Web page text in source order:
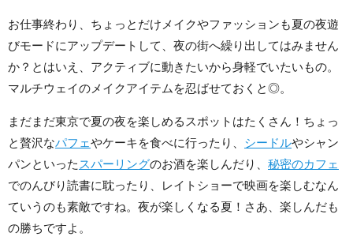
お仕事終わり、ちょっとだけメイクやファッションも夏の夜遊
びモードにアップデートして、夜の街へ繰り出してはみません
か？とはいえ、アクティブに動きたいから身軽でいたいもの。
マルチウェイのメイクアイテムを忍ばせておくと◎。
まだまだ東京で夏の夜を楽しめるスポットはたくさん！ちょっ
と贅沢なパフェやケーキを食べに行ったり、 シードルやシャン
パンといった スパーリングのお酒を楽しんだり、 秘密のカフェ
でのんびり読書に耽ったり、レイトショーで映画を楽しむなん
ていうのも素敵ですね。夜が楽しくなる夏！さあ、楽しんだも
の勝ちですよ。